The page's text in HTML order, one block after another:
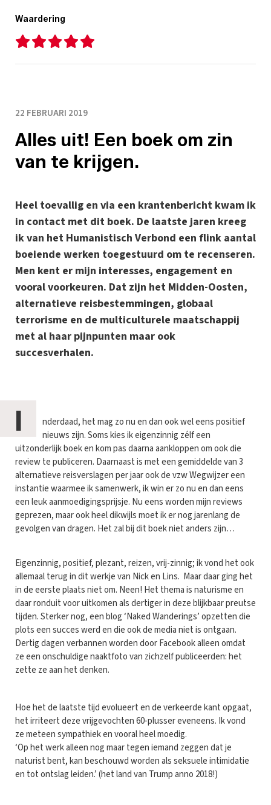
Waardering
22 FEBRUARI 2019
Alles uit! Een boek om zin
van te krijgen.
Heel toevallig en via een krantenbericht kwam ik
in contact met dit boek. De laatste jaren kreeg
ik van het Humanistisch Verbond een flink aantal
boeiende werken toegestuurd om te recenseren.
Men kent er mijn interesses, engagement en
vooral voorkeuren. Dat zijn het Midden-Oosten,
alternatieve reisbestemmingen, globaal
terrorisme en de multiculturele maatschappij
met al haar pijnpunten maar ook
succesverhalen.
I
nderdaad, het mag zo nu en dan ook wel eens positief
nieuws zijn. Soms kies ik eigenzinnig zélf een
uitzonderlijk boek en kom pas daarna aankloppen om ook die
review te publiceren. Daarnaast is met een gemiddelde van 3
alternatieve reisverslagen per jaar ook de vzw Wegwijzer een
instantie waarmee ik samenwerk, ik win er zo nu en dan eens
een leuk aanmoedigingsprijsje. Nu eens worden mijn reviews
geprezen, maar ook heel dikwijls moet ik er nog jarenlang de
gevolgen van dragen. Het zal bij dit boek niet anders zijn…
Eigenzinnig, positief, plezant, reizen, vrij-zinnig; ik vond het ook
allemaal terug in dit werkje van Nick en Lins. Maar daar ging het
in de eerste plaats niet om. Neen! Het thema is naturisme en
daar ronduit voor uitkomen als dertiger in deze blijkbaar preutse
tijden. Sterker nog, een blog ‘Naked Wanderings’ opzetten die
plots een succes werd en die ook de media niet is ontgaan.
Dertig dagen verbannen worden door Facebook alleen omdat
ze een onschuldige naaktfoto van zichzelf publiceerden: het
zette ze aan het denken.
Hoe het de laatste tijd evolueert en de verkeerde kant opgaat,
het irriteert deze vrijgevochten 60-plusser eveneens. Ik vond
ze meteen sympathiek en vooral heel moedig.
‘Op het werk alleen nog maar tegen iemand zeggen dat je
naturist bent, kan beschouwd worden als seksuele intimidatie
en tot ontslag leiden.’ (het land van Trump anno 2018!)